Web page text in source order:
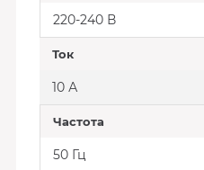
220-240 В
Ток
10 А
Частота
50 Гц